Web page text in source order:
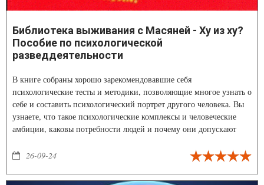
Библиотека выживания с Масяней - Ху из ху?
Пособие по психологической
разведдеятельности
В книге собраны хорошо зарекомендовавшие себя
психологические тесты и методики, позволяющие многое узнать о
себе и составить психологический портрет другого человека. Вы
узнаете, что такое психологические комплексы и человеческие
амбиции, каковы потребности людей и почему они допускают
каждому, кто хочет быть успешным по жизни человеком – и в
26-09-24